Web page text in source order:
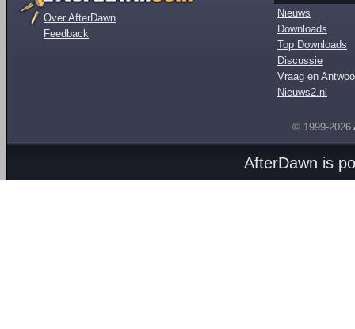
Over AfterDawn
Feedback
Nieuws
Downloads
Top Downloads
Discussie
Vraag en
Nieuws2.nl
© 1999-2026
AfterDawn is